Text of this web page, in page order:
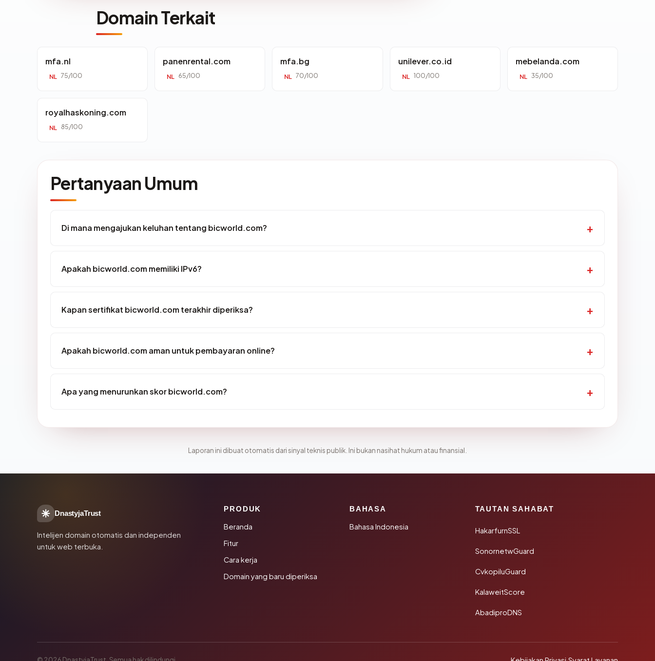
Domain Terkait
mfa.nl
NL 75/100
panenrental.com
NL 65/100
mfa.bg
NL 70/100
unilever.co.id
NL 100/100
mebelanda.com
NL 35/100
royalhaskoning.com
NL 85/100
Pertanyaan Umum
Di mana mengajukan keluhan tentang bicworld.com?
Apakah bicworld.com memiliki IPv6?
Kapan sertifikat bicworld.com terakhir diperiksa?
Apakah bicworld.com aman untuk pembayaran online?
Apa yang menurunkan skor bicworld.com?
Laporan ini dibuat otomatis dari sinyal teknis publik. Ini bukan nasihat hukum atau finansial.
DnastyjaTrust
Intelijen domain otomatis dan independen
untuk web terbuka.
PRODUK
Beranda
Fitur
Cara kerja
Domain yang baru diperiksa
BAHASA
Bahasa Indonesia
TAUTAN SAHABAT
HakarfurnSSL
SonornetwGuard
CvkopiluGuard
KalaweitScore
AbadiproDNS